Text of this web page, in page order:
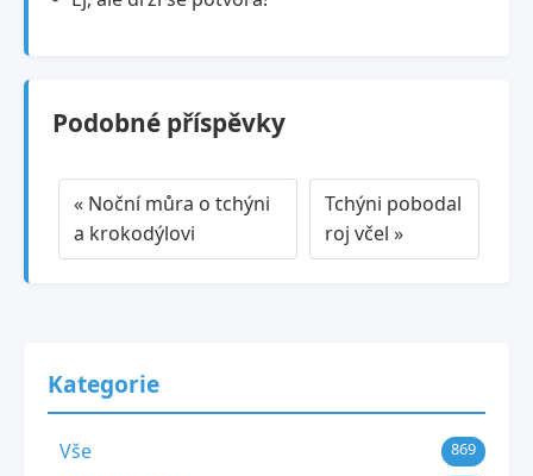
Podobné příspěvky
« Noční můra o tchýni
a krokodýlovi
Tchýni pobodal
roj včel »
Kategorie
Vše 869